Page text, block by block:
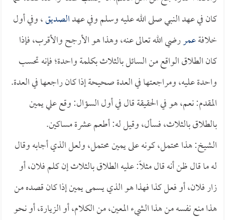
كان في عهد النبي صلى الله عليه وسلم وفي عهدالصديق، وفي أول
خلافةعمررضي الله تعالى عنه، وهذا هو الأرجح والأقرب، فإذا
كان الطلاق الواقع من السائل بالثلاث بكلمة واحدة؛ فإنه تحسب
واحدة عليه، ومراجعتها في العدة صحيحة إذا كان راجعها في العدة.
المقدم: نعم، هو في الحقيقة قال في أول السؤال: وقع علي يمين
بالطلاق بالثلاث، فسأل، وقيل له: أطعم عشرة مساكين.
الشيخ: هذا محتمل، كونه على يمين محتمل، ولعل الذي أجابه وقال
له ما قال ظن أنه قال مثلاً: عليه الطلاق بالثلاث إن كلم فلان، أو
زار فلان، أو فعل كذا فهذا هو الذي يسمى يمين إذا كان قصده من
هذا منع نفسه من هذا الشيء المعين، من الكلام، أو الزيارة، أو نحو